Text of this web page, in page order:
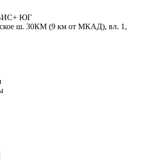
ЮГ
ш. 30КМ (9 км от МКАД), вл. 1,